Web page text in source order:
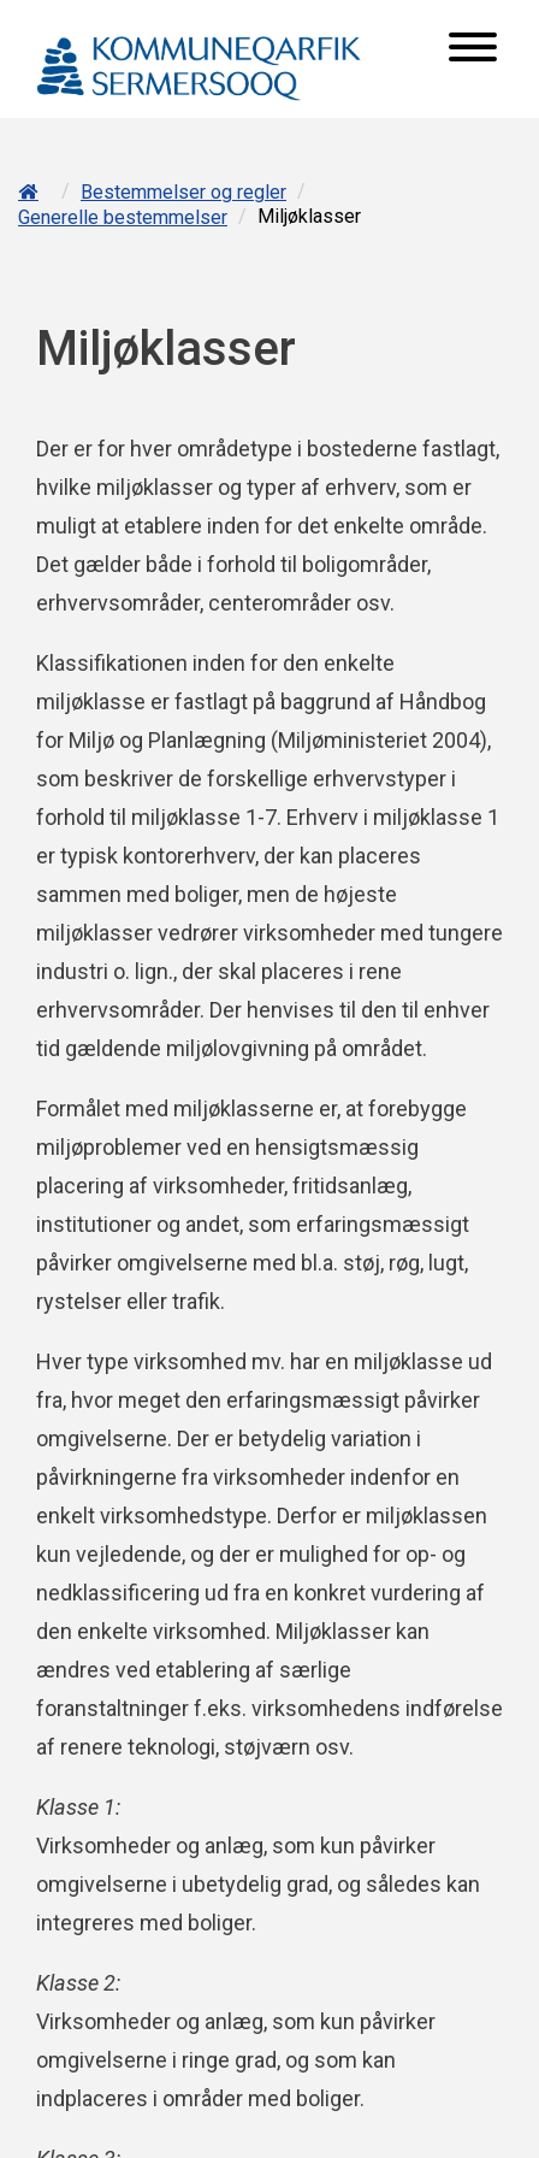
/ Bestemmelser og regler /
Generelle bestemmelser / Miljøklasser
Miljøklasser
Der er for hver områdetype i bostederne fastlagt,
hvilke miljøklasser og typer af erhverv, som er
muligt at etablere inden for det enkelte område.
Det gælder både i forhold til boligområder,
erhvervsområder, centerområder osv.
Klassifikationen inden for den enkelte
miljøklasse er fastlagt på baggrund af Håndbog
for Miljø og Planlægning (Miljøministeriet 2004),
som beskriver de forskellige erhvervstyper i
forhold til miljøklasse 1-7. Erhverv i miljøklasse 1
er typisk kontorerhverv, der kan placeres
sammen med boliger, men de højeste
miljøklasser vedrører virksomheder med tungere
industri o. lign., der skal placeres i rene
erhvervsområder. Der henvises til den til enhver
tid gældende miljølovgivning på området.
Formålet med miljøklasserne er, at forebygge
miljøproblemer ved en hensigtsmæssig
placering af virksomheder, fritidsanlæg,
institutioner og andet, som erfaringsmæssigt
påvirker omgivelserne med bl.a. støj, røg, lugt,
rystelser eller trafik.
Hver type virksomhed mv. har en miljøklasse ud
fra, hvor meget den erfaringsmæssigt påvirker
omgivelserne. Der er betydelig variation i
påvirkningerne fra virksomheder indenfor en
enkelt virksomhedstype. Derfor er miljøklassen
kun vejledende, og der er mulighed for op- og
nedklassificering ud fra en konkret vurdering af
den enkelte virksomhed. Miljøklasser kan
ændres ved etablering af særlige
foranstaltninger f.eks. virksomhedens indførelse
af renere teknologi, støjværn osv.
Klasse 1:
Virksomheder og anlæg, som kun påvirker
omgivelserne i ubetydelig grad, og således kan
integreres med boliger.
Klasse 2:
Virksomheder og anlæg, som kun påvirker
omgivelserne i ringe grad, og som kan
indplaceres i områder med boliger.